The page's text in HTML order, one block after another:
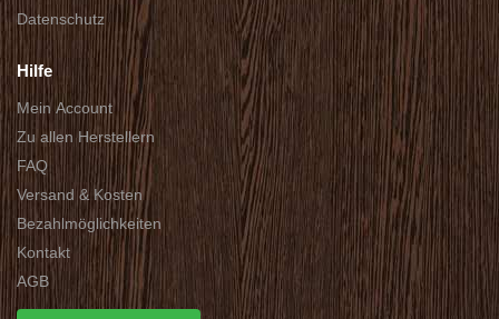
Datenschutz
Hilfe
Mein Account
Zu allen Herstellern
FAQ
Versand & Kosten
Bezahlmöglichkeiten
Kontakt
AGB